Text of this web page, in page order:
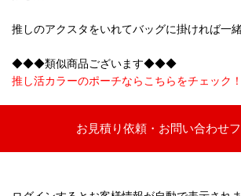
推しのアクスタをいれてバッグに掛ければ一
◆◆◆類似商品ございます◆◆◆
推し活カラーのポーチならこちらをチェック！
お見積り依頼・お問い合わせ